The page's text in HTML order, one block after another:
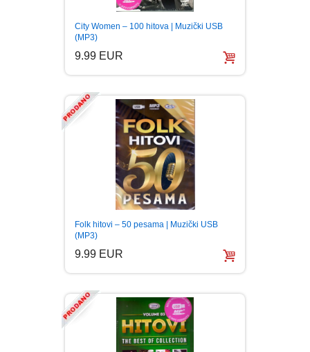
City Women – 100 hitova | Muzički USB
(MP3)
9.99 EUR
Folk hitovi – 50 pesama | Muzički USB
(MP3)
9.99 EUR